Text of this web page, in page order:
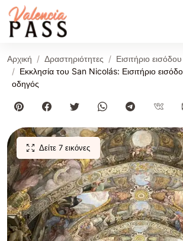
Αρχική Δραστηριότητες
Εισιτήριο εισόδου
Εκκλησία του San Nicolás: Εισιτήριο
οδηγός
Δείτε 7 εικόνες